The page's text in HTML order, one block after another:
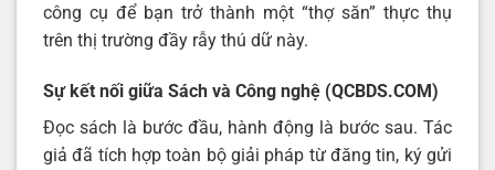
công cụ để bạn trở thành một “thợ săn” thực thụ
trên thị trường đầy rẫy thú dữ này.
Sự kết nối giữa Sách và Công nghệ (QCBDS.COM)
Đọc sách là bước đầu, hành động là bước sau. Tác
giả đã tích hợp toàn bộ giải pháp từ đăng tin, ký gửi